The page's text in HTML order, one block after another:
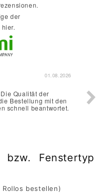
29.07.2026
schnell,
!
Fenstertyp
bestellen)